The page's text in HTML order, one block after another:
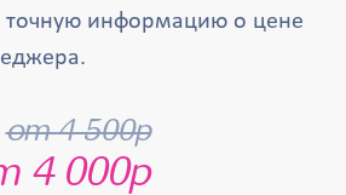
точную информацию о цене
от 4 500р
4 000р